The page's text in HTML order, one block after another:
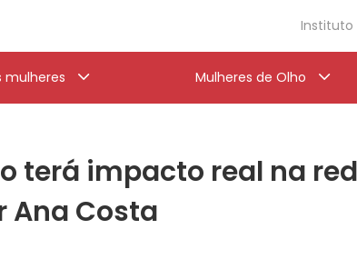
Instituto
mulheres Mulheres de Olho
terá impacto real na
Costa